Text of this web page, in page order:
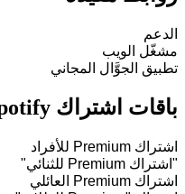
الدعم
مشغّل الويب
تطبيق الجوَّال المجاني
باقات اشتراك Spotify
اشتراك Premium للأفراد
"اشتراك Premium للثنائي"
اشتراك Premium العائلي